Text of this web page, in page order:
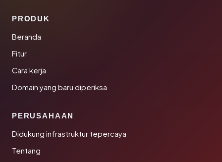
PRODUK
Beranda
Fitur
Cara kerja
Domain yang baru diperiksa
PERUSAHAAN
Didukung infrastruktur tepercaya
Tentang